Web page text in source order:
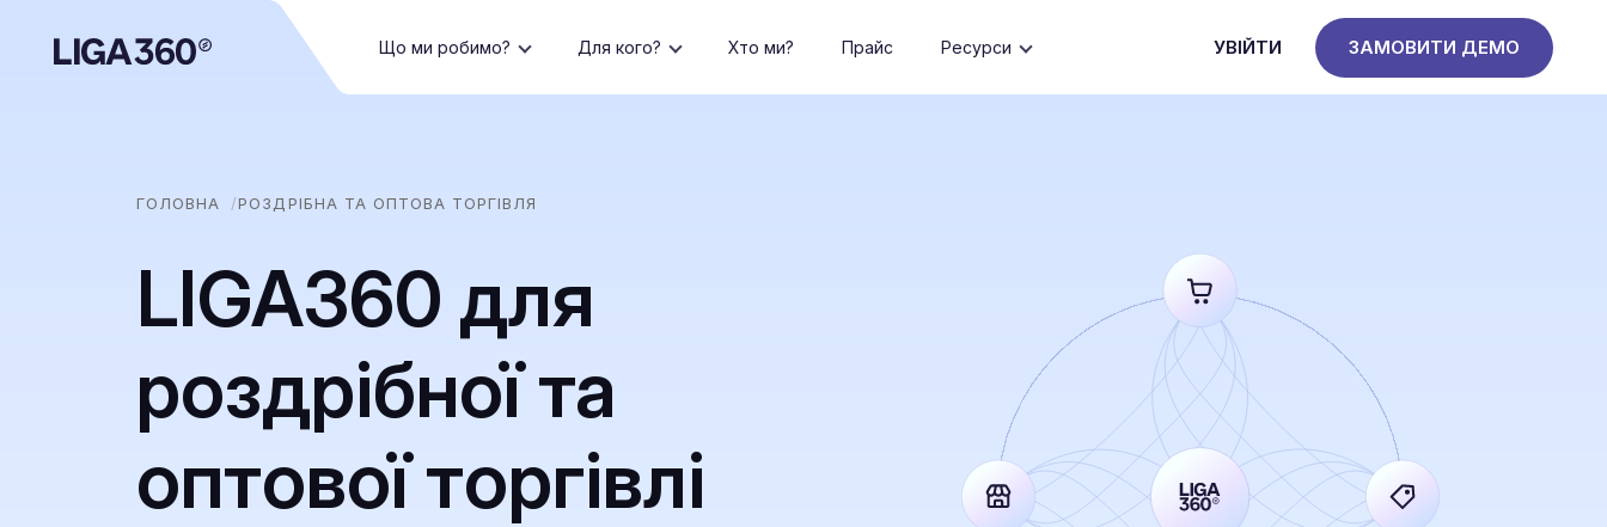
Що ми робимо? Для кого? Хто ми? Прайс Ресурси УВІЙТИ ЗАМОВИТИ ДЕМО
ГОЛОВНА РОЗДРІБНА ТА ОПТОВА ТОРГІВЛЯ
LIGA360 для
роздрібної та
оптової торгівлі